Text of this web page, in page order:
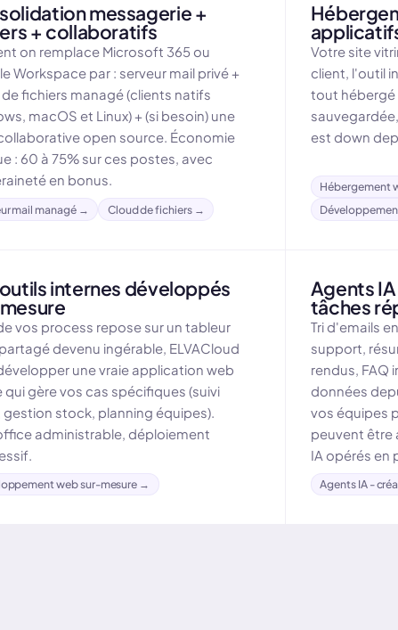
messagerie +
+ collaboratifs
on remplace Microsoft 365 ou
Workspace par : serveur mail privé +
fichiers managé (clients natifs
macOS et Linux) + (si besoin) une
open source. Économie
: 60 à 75% sur ces postes, avec
en bonus.
mail managé → Cloud de fichiers →
Votre site
client, l'outil
tout hébergé
est down
Hébergement
internes développés
vos process repose sur un tableur
devenu ingérable, ELVACloud
une vraie application web
qui gère vos cas spécifiques (suivi
gestion stock, planning équipes).
administrable, déploiement
web sur-mesure →
Agents
tâches
Tri d'emails
support,
rendus, FAQ
données
vos équipes
peuvent être
IA opérés en
Agents IA -